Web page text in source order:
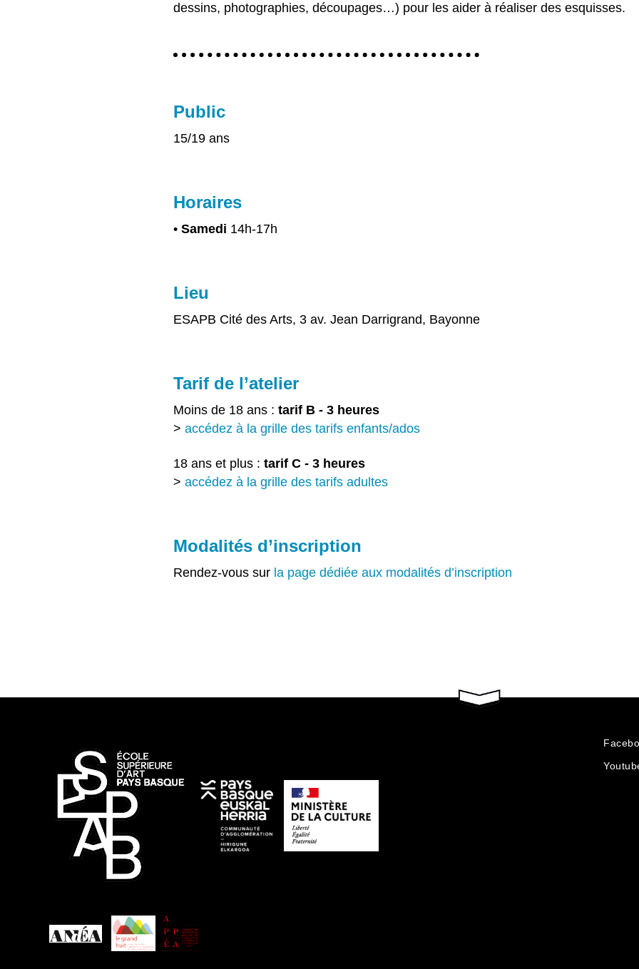
dessins, photographies, découpages…) pour les aider à réaliser des esquisses.
Public
15/19 ans
Horaires
• Samedi 14h-17h
Lieu
ESAPB Cité des Arts, 3 av. Jean Darrigrand, Bayonne
Tarif de l’atelier
Moins de 18 ans : tarif B - 3 heures
> accédez à la grille des tarifs enfants/ados
18 ans et plus : tarif C - 3 heures
> accédez à la grille des tarifs adultes
Modalités d’inscription
Rendez-vous sur la page dédiée aux modalités d’inscription